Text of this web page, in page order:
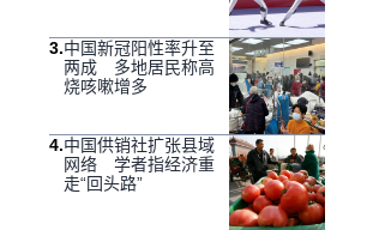
3.中国新冠阳性率升至
两成 多地居民称高
烧咳嗽增多
4.中国供销社扩张县域
网络 学者指经济重
走“回头路”